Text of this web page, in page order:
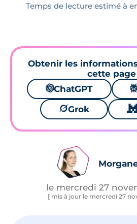
Temps de lecture estimé à
Obtenir les
cette page
🌌ChatGPT ⚙
🪐Grok 🐱
le mercredi 27
[ mis à jour le mercredi 27